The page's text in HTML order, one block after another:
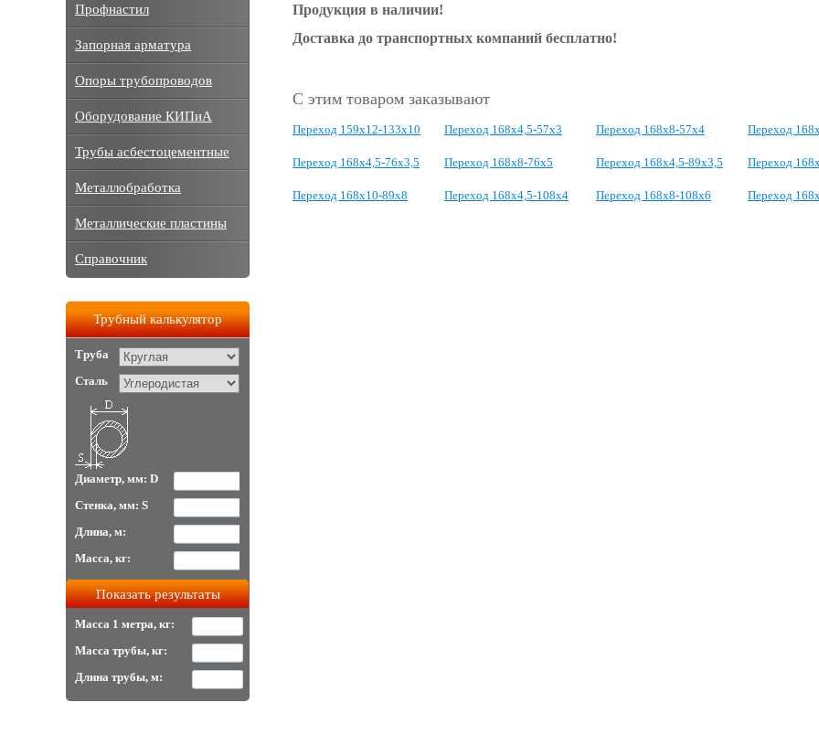
Продукция в наличии!
Доставка до транспортных компаний бесплатно!
С этим товаром заказывают
Переход 159х12-133х10 Переход 168х4,5-57х3 Переход 168х8-57х4 Переход
Переход 168х4,5-76х3,5 Переход 168х8-76х5 Переход 168х4,5-89х3,5 Переход
Переход 168х10-89х8 Переход 168х4,5-108х4 Переход 168х8-108х6 Переход
Профнастил
Запорная арматура
Опоры трубопроводов
Оборудование КИПиА
Трубы асбестоцементные
Металлобработка
Металлические пластины
Справочник
Трубный калькулятор
Труба
Сталь
Диаметр, мм: D
Стенка, мм: S
Длина, м:
Масса, кг:
Масса 1 метра, кг:
Масса трубы, кг:
Длина трубы, м: